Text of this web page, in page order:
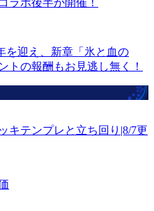
を迎え、新章「氷と血の
トの報酬もお見逃し無く！
キテンプレと立ち回り|8/7更